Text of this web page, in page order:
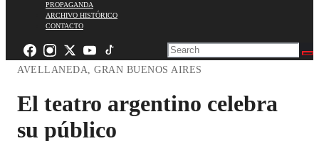
PROPAGANDA
ARCHIVO HISTÓRICO
CONTACTO
AVELLANEDA, GRAN BUENOS AIRES
El teatro argentino celebra
su público